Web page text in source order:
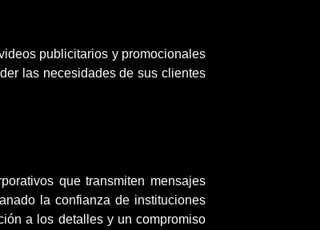
publicitarios y promocionales
las necesidades de sus clientes
que transmiten mensajes
la confianza de instituciones
a los detalles y un compromiso